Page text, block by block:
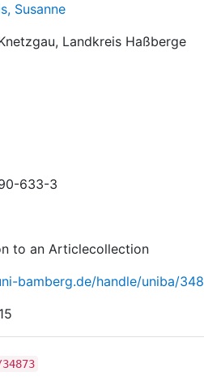
Susanne
Landkreis Haßberge
633-3
to an Articlecollection
bamberg.de/handle/uniba/